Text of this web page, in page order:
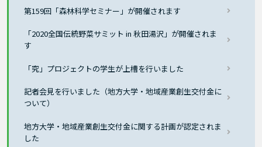
第159回「森林科学セミナー」が開催されます
「2020全国伝統野菜サミット in 秋田湯沢」が開催されま
す
「究」プロジェクトの学生が上槽を行いました
記者会見を行いました（地方大学・地域産業創生交付金に
ついて）
地方大学・地域産業創生交付金に関する計画が認定されま
した